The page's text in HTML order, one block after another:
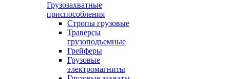
Грузозахватные
приспособления
Стропы грузовые
Траверсы
грузоподъемные
Грейферы
Грузовые
электромагниты